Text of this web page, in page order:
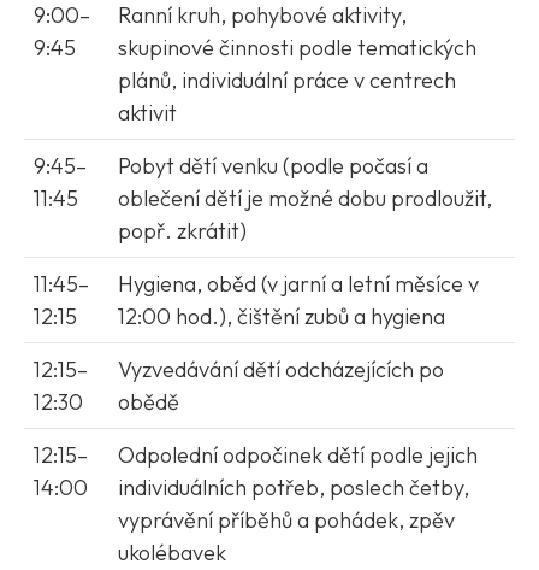
9:00–
9:45
Ranní kruh, pohybové aktivity,
skupinové činnosti podle tematických
plánů, individuální práce v centrech
aktivit
9:45–
11:45
Pobyt dětí venku (podle počasí a
oblečení dětí je možné dobu prodloužit,
popř. zkrátit)
11:45–
12:15
Hygiena, oběd (v jarní a letní měsíce v
12:00 hod.), čištění zubů a hygiena
12:15–
12:30
Vyzvedávání dětí odcházejících po
obědě
12:15–
14:00
Odpolední odpočinek dětí podle jejich
individuálních potřeb, poslech četby,
vyprávění příběhů a pohádek, zpěv
ukolébavek